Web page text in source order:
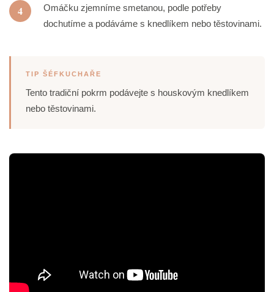
4
Omáčku zjemníme smetanou, podle potřeby
dochutíme a podáváme s knedlíkem nebo těstovinami.
TIP ŠÉFKUCHAŘE
Tento tradiční pokrm podávejte s houskovým knedlíkem
nebo těstovinami.